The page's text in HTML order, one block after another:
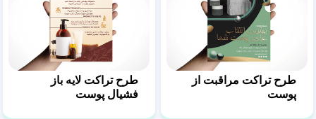
طرح تراکت مراقبت از
پوست
طرح تراکت لایه باز
فشیال پوست